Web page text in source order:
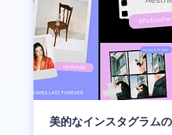
美的なインスタグラム